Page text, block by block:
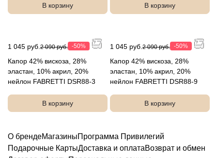
В корзину
В корзину
1 045 руб. 2 090 руб. -50%
Капор 42% вискоза, 28%
эластан, 10% акрил, 20%
нейлон FABRETTI DSR88-3
В корзину
1 045 руб. 2 090 руб. -50%
Капор 42% вискоза, 28%
эластан, 10% акрил, 20%
нейлон FABRETTI DSR88-9
В корзину
О брендеМагазиныПрограмма Привилегий
Подарочные КартыДоставка и оплатаВозврат и обмен